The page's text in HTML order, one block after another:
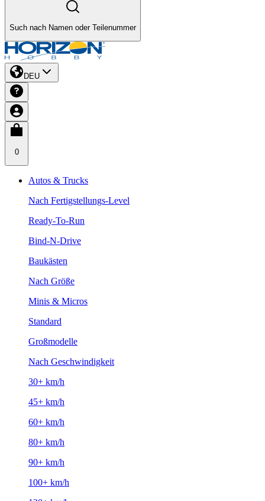
Such nach Namen oder Teilenummer
DEU
0
Autos & Trucks
Nach Fertigstellungs-Level
Ready-To-Run
Bind-N-Drive
Baukästen
Nach Größe
Minis & Micros
Standard
Großmodelle
Nach Geschwindigkeit
30+ km/h
45+ km/h
60+ km/h
80+ km/h
90+ km/h
100+ km/h